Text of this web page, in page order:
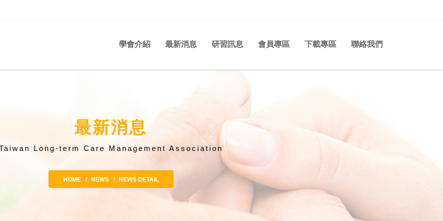
學會介紹 最新消息 研習訊息 會員專區 下載專區 聯絡我們
最新消息
Long-term Care Management Association
HOME NEWS NEWS DETAIL